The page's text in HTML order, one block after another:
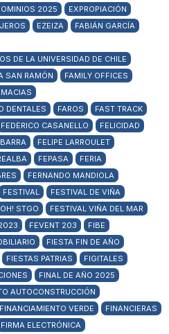
2025
EXPROPIACIÓN
EZEIZA
FABIÁN GARCÍA
DE LA UNIVERSIDAD DE CHILE
SAN RAMÓN
FAMILY OFFICES
DENTALES
FAROS
FAST TRACK
FEDERICO CASANELLO
FELICIDAD
FELIPE LARROULET
FEPASA
FERIA
FERNANDO MANDIOLA
FESTIVAL
FESTIVAL DE VIÑA
STGO
FESTIVAL VIÑA DEL MAR
FEVENT 203
FIBE
FIESTA FIN DE AÑO
FIESTAS PATRIAS
FIGITALES
FINAL DE AÑO 2025
AUTOCONSTRUCCIÓN
FINANCIAMIENTO VERDE
FINANCIERAS
FIRMA ELECTRÓNICA